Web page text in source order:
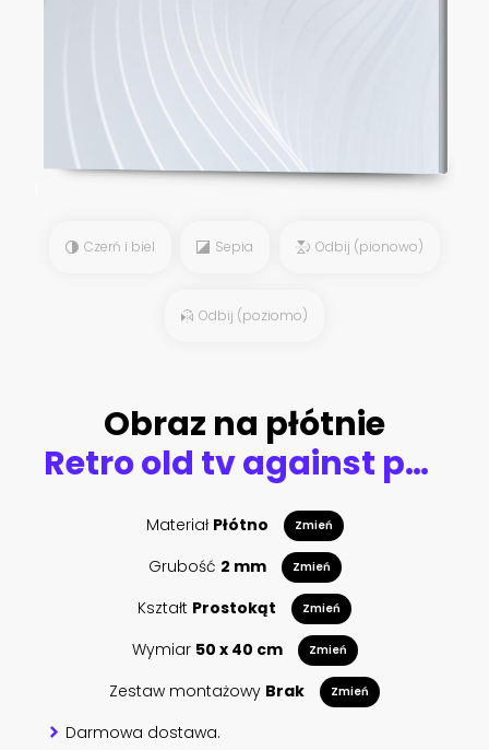
Czerń i biel Sepia Odbij (pionowo)
Odbij (poziomo)
Obraz na płótnie
Retro old tv against pastel green color background. 3d illustration
Materiał Płótno Zmień
Grubość 2 mm Zmień
Kształt Prostokąt Zmień
Wymiar 50 x 40 cm Zmień
Zestaw montażowy Brak Zmień
Darmowa dostawa.